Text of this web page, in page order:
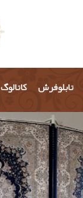
تابلو فرش کاتالوگ